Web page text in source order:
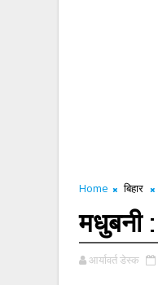
Home बिहार
मधुबनी
आर्यावर्त डेस्क